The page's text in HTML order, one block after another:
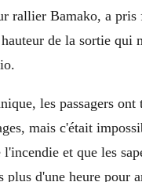
rallier Bamako, a pris
hauteur de la sortie qui
les passagers ont
mais c'était
l'incendie et que les
plus d'une heure pour